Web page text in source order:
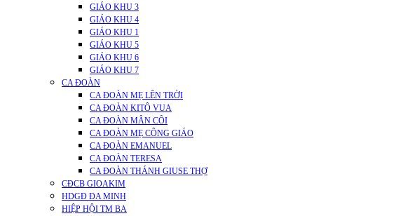
GIÁO KHU 3
GIÁO KHU 4
GIÁO KHU 1
GIÁO KHU 5
GIÁO KHU 6
GIÁO KHU 7
CA ĐOÀN
CA ĐOÀN MẸ LÊN TRỜI
CA ĐOÀN KITÔ VUA
CA ĐOÀN MÂN CÔI
CA ĐOÀN MẸ CÔNG GIÁO
CA ĐOÀN EMANUEL
CA ĐOÀN TERESA
CA ĐOÀN THÁNH GIUSE THỢ
CĐCB GIOAKIM
HDGĐ ĐA MINH
HIỆP HỘI TM BA